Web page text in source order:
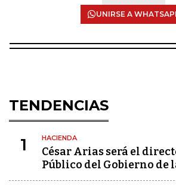
UNIRSE A
TENDENCIAS
1 HACIENDA
César Arias será el
Público del Gobierno de